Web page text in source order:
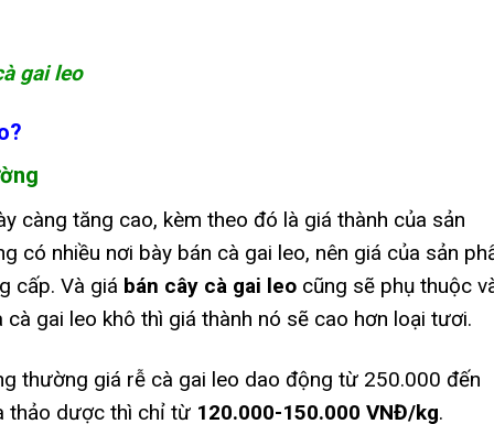
gai leo
càng tăng cao, kèm theo đó là giá thành của sản
có nhiều nơi bày bán cà gai leo, nên giá của sản
cấp. Và giá bán cây cà gai leo cũng sẽ phụ thuộc
gai leo khô thì giá thành nó sẽ cao hơn loại tươi.
thường giá rễ cà gai leo dao động từ 250.000 đến
thảo dược thì chỉ từ 120.000-150.000 VNĐ/kg.